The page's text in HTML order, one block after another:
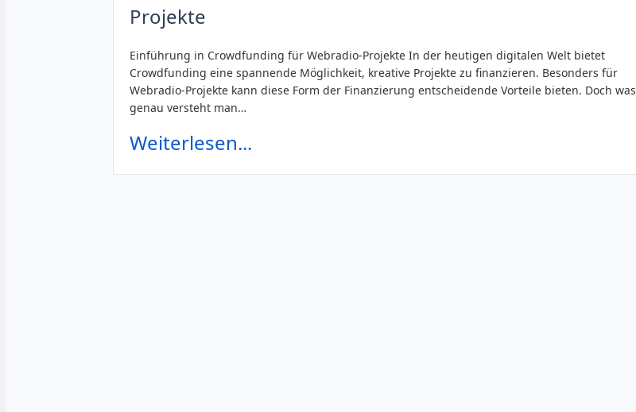
Projekte
Einführung in Crowdfunding für Webradio-Projekte In der heutigen digitalen Welt bietet
Crowdfunding eine spannende Möglichkeit, kreative Projekte zu finanzieren. Besonders für
Webradio-Projekte kann diese Form der Finanzierung entscheidende Vorteile bieten. Doch was
genau versteht man…
Weiterlesen...